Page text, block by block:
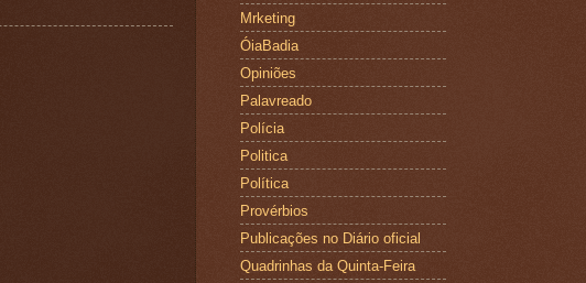
Mrketing
ÓiaBadia
Opiniões
Palavreado
Polícia
Politica
Política
Provérbios
Publicações no Diário oficial
Quadrinhas da Quinta-Feira